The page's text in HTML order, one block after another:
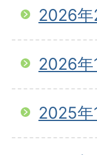
2026年
2026年
2025年